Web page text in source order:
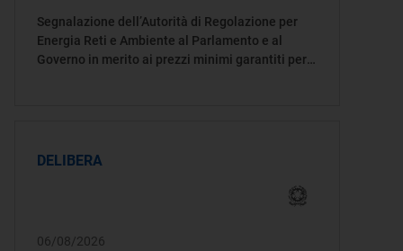
Segnalazione dell’Autorità di Regolazione per
Energia Reti e Ambiente al Parlamento e al
Governo in merito ai prezzi minimi garantiti per
DELIBERA
06/08/2026